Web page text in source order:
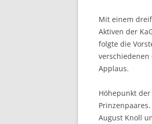
Mit einem
Aktiven der
folgte die
Applaus.
Höhepunkt
August Knoll